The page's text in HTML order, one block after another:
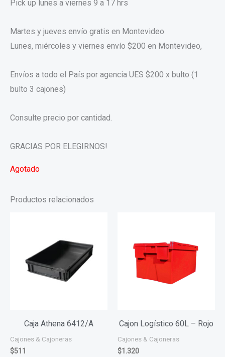
Pick up lunes a viernes 9 a 17 hrs
Martes y jueves envío gratis en Montevideo
Lunes, miércoles y viernes envío $200 en Montevideo,
Envíos a todo el País por agencia UES $200 x bulto (1
bulto 3 cajones)
Consulte precio por cantidad.
GRACIAS POR ELEGIRNOS!
Agotado
Productos relacionados
Caja Athena 6412/A
Cajones & Cajoneras
$511
Cajon Logístico 60L – Rojo
Cajones & Cajoneras
$1.320